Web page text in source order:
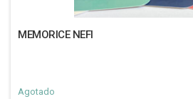
MEMORICE NEFI
Agotado